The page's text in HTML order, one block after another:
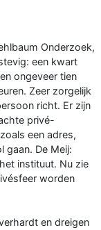
Onderzoek,
een kwart
ongeveer tien
Zeer zorgelijk
richt. Er zijn
privé-
een adres,
gaan. De Meij:
instituut. Nu zie
worden
en dreigen